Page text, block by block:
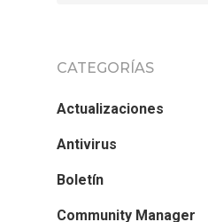
CATEGORÍAS
Actualizaciones
Antivirus
Boletín
Community Manager